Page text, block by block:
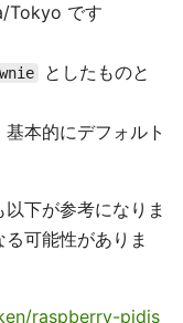
Tokyo です
としたものと
本的にデフォルト
下が参考になりま
可能性がありま
raspberry-pidis